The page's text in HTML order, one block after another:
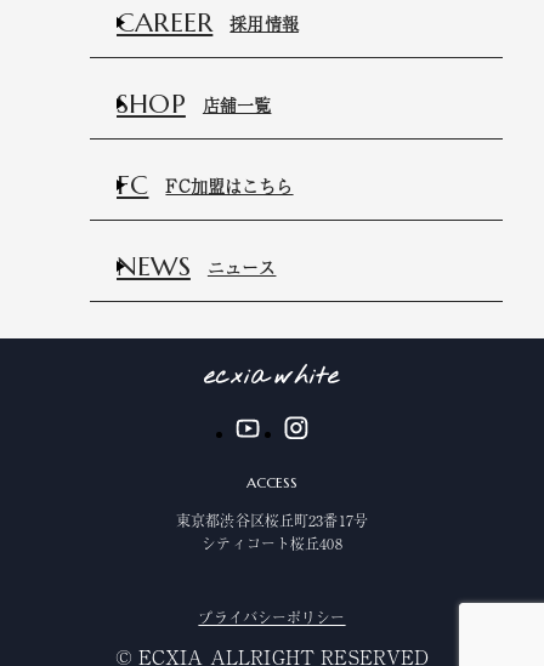
CAREER 採用情報
SHOP 店舗一覧
FC FC加盟はこちら
NEWS ニュース
ACCESS
東京都渋谷区桜丘町23番17号
シティコート桜丘408
プライバシーポリシー
©️ ECXIA ALLRIGHT RESERVED